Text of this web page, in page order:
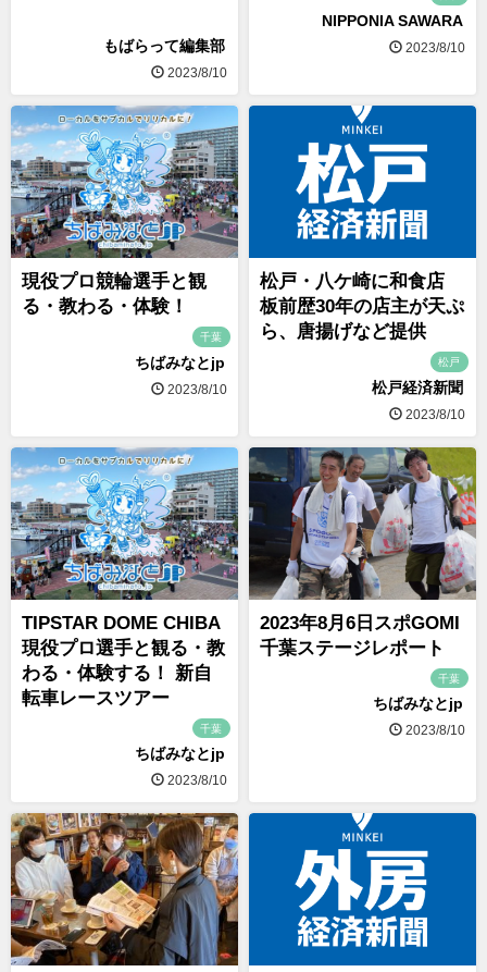
もばらって編集部
2023/8/10
NIPPONIA SAWARA
2023/8/10
現役プロ競輪選手と観
る・教わる・体験！
千葉
ちばみなとjp
2023/8/10
松戸・八ケ崎に和食店
板前歴30年の店主が天ぷ
ら、唐揚げなど提供
松戸
松戸経済新聞
2023/8/10
TIPSTAR DOME CHIBA
現役プロ選手と観る・教
わる・体験する！ 新自
転車レースツアー
千葉
ちばみなとjp
2023/8/10
2023年8月6日スポGOMI
千葉ステージレポート
千葉
ちばみなとjp
2023/8/10